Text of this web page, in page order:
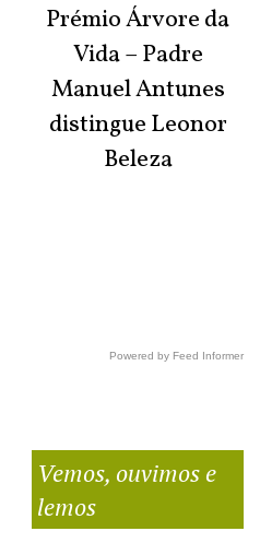
Prémio Árvore da
Vida – Padre
Manuel Antunes
distingue Leonor
Beleza
Powered by Feed Informer
Vemos, ouvimos e
lemos